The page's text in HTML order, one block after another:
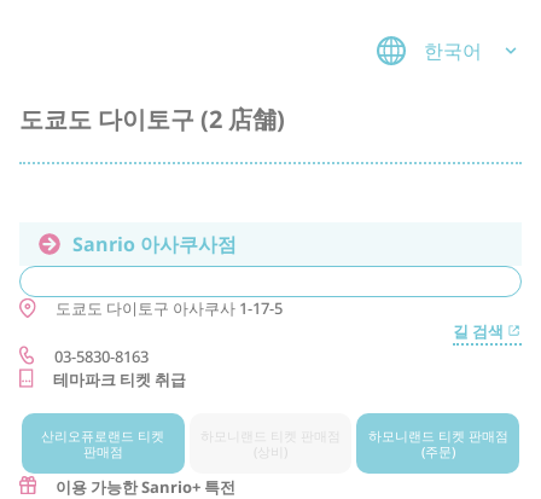
한국어
도쿄도 다이토구 (2 店舗)
Sanrio 아사쿠사점
도쿄도 다이토구 아사쿠사 1-17-5
길 검색
03-5830-8163
테마파크 티켓 취급
산리오퓨로랜드 티켓
판매점
하모니랜드 티켓 판매점
(상비)
하모니랜드 티켓 판매점
(주문)
이용 가능한 Sanrio+ 특전